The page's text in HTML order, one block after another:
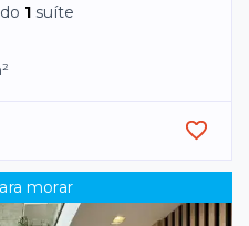
1 suíte
morar